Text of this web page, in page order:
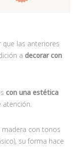
que las anteriores
a decorar con
con una estética
atención.
madera con tonos
su forma hace